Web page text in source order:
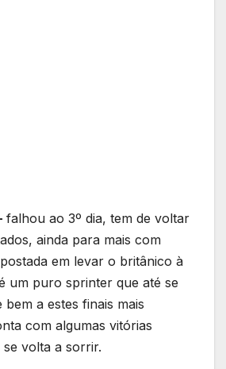
falhou ao 3º dia, tem de voltar
ainda para mais com
em levar o britânico à
um puro sprinter que até se
bem a estes finais mais
com algumas vitórias
volta a sorrir.